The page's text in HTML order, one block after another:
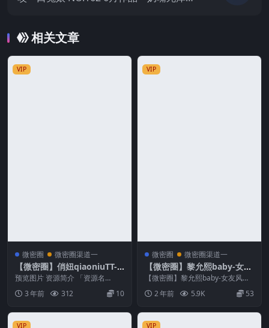
相关文章
VIP
微密圈 微密圈渠道一
【微密圈】俏妞qiaoniuTT- 6
18付费[36P-118M]
预览图片 资源简介 「资源名
称」：【微密圈】俏妞QiaoniuTT-
618付费...
3 年前 312 10
VIP
微密圈 微密圈渠道一
【微密圈】黎允熙baby-女友
风透视衬衣
【微密圈】黎允熙baby-女友风透
视衬衣 资源简介 「资源名称」：
【微密圈】黎允...
2 年前 5.9K 53
VIP VIP